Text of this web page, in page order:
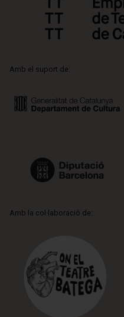
Amb el suport de:
Amb la col·laboració de: